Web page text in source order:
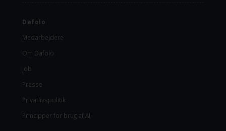
Dafolo
Medarbejdere
Om Dafolo
Job
Presse
Privatlivspolitik
Principper for brug af AI